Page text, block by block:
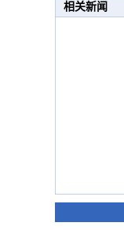
相关新闻